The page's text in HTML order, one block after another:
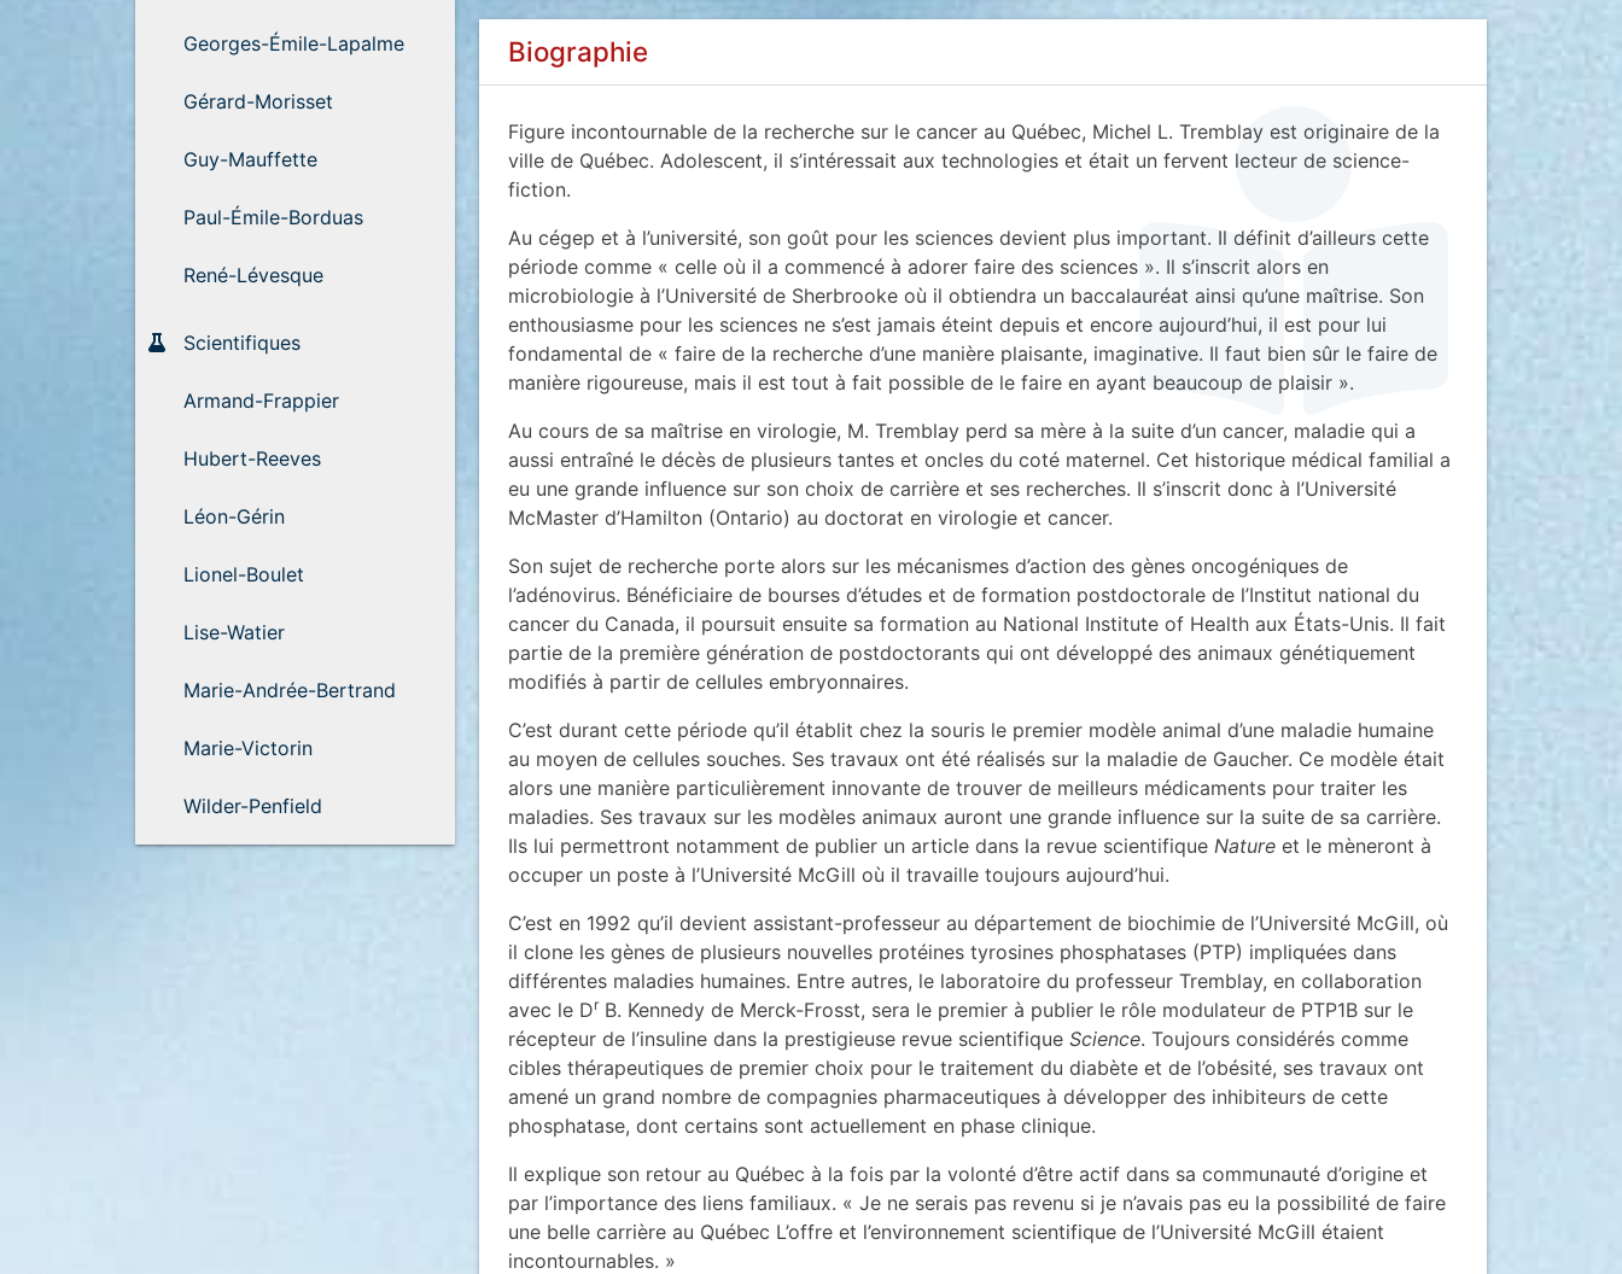
Georges-Émile-Lapalme
Gérard-Morisset
Guy-Mauffette
Paul-Émile-Borduas
René-Lévesque
Scientifiques
Armand-Frappier
Hubert-Reeves
Léon-Gérin
Lionel-Boulet
Lise-Watier
Marie-Andrée-Bertrand
Marie-Victorin
Wilder-Penfield
Biographie
Figure incontournable de la recherche sur le cancer au Québec, Michel L. Tremblay est originaire de la
ville de Québec. Adolescent, il s’intéressait aux technologies et était un fervent lecteur de science-
fiction.
Au cégep et à l’université, son goût pour les sciences devient plus important. Il définit d’ailleurs cette
période comme « celle où il a commencé à adorer faire des sciences ». Il s’inscrit alors en
microbiologie à l’Université de Sherbrooke où il obtiendra un baccalauréat ainsi qu’une maîtrise. Son
enthousiasme pour les sciences ne s’est jamais éteint depuis et encore aujourd’hui, il est pour lui
fondamental de « faire de la recherche d’une manière plaisante, imaginative. Il faut bien sûr le faire de
manière rigoureuse, mais il est tout à fait possible de le faire en ayant beaucoup de plaisir ».
Au cours de sa maîtrise en virologie, M. Tremblay perd sa mère à la suite d’un cancer, maladie qui a
aussi entraîné le décès de plusieurs tantes et oncles du coté maternel. Cet historique médical familial a
eu une grande influence sur son choix de carrière et ses recherches. Il s’inscrit donc à l’Université
McMaster d’Hamilton (Ontario) au doctorat en virologie et cancer.
Son sujet de recherche porte alors sur les mécanismes d’action des gènes oncogéniques de
l’adénovirus. Bénéficiaire de bourses d’études et de formation postdoctorale de l’Institut national du
cancer du Canada, il poursuit ensuite sa formation au National Institute of Health aux États-Unis. Il fait
partie de la première génération de postdoctorants qui ont développé des animaux génétiquement
modifiés à partir de cellules embryonnaires.
C’est durant cette période qu’il établit chez la souris le premier modèle animal d’une maladie humaine
au moyen de cellules souches. Ses travaux ont été réalisés sur la maladie de Gaucher. Ce modèle était
alors une manière particulièrement innovante de trouver de meilleurs médicaments pour traiter les
maladies. Ses travaux sur les modèles animaux auront une grande influence sur la suite de sa carrière.
Ils lui permettront notamment de publier un article dans la revue scientifique Nature et le mèneront à
occuper un poste à l’Université McGill où il travaille toujours aujourd’hui.
C’est en 1992 qu’il devient assistant-professeur au département de biochimie de l’Université McGill, où
il clone les gènes de plusieurs nouvelles protéines tyrosines phosphatases (PTP) impliquées dans
différentes maladies humaines. Entre autres, le laboratoire du professeur Tremblay, en collaboration
avec le Dr B. Kennedy de Merck-Frosst, sera le premier à publier le rôle modulateur de PTP1B sur le
récepteur de l’insuline dans la prestigieuse revue scientifique Science. Toujours considérés comme
cibles thérapeutiques de premier choix pour le traitement du diabète et de l’obésité, ses travaux ont
amené un grand nombre de compagnies pharmaceutiques à développer des inhibiteurs de cette
phosphatase, dont certains sont actuellement en phase clinique.
Il explique son retour au Québec à la fois par la volonté d’être actif dans sa communauté d’origine et
par l’importance des liens familiaux. « Je ne serais pas revenu si je n’avais pas eu la possibilité de faire
une belle carrière au Québec L’offre et l’environnement scientifique de l’Université McGill étaient
incontournables. »